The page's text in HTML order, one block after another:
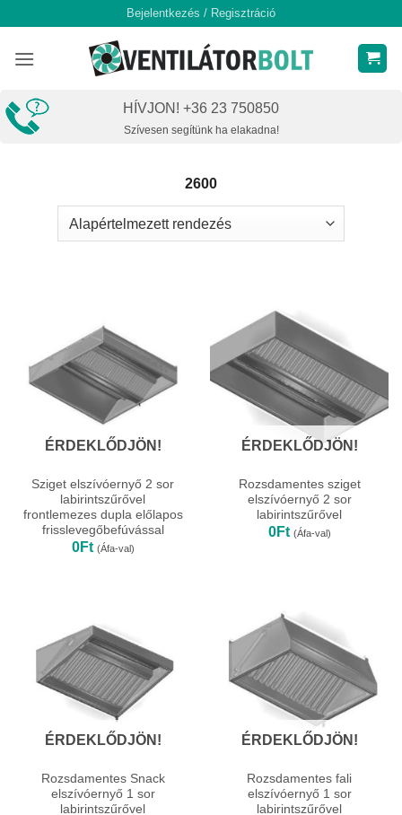
content
Bejelentkezés / Regisztráció
HÍVJON! +36 23 750850
Szívesen segítünk ha elakadna!
2600
ÉRDEKLŐDJÖN!
Sziget elszívóernyő 2 sor
labirintszűrővel
frontlemezes dupla előlapos
frisslevegőbefúvással
0Ft (Áfa-val)
ÉRDEKLŐDJÖN!
Rozsdamentes sziget
elszívóernyő 2 sor
labirintszűrővel
0Ft (Áfa-val)
ÉRDEKLŐDJÖN!
Rozsdamentes Snack
elszívóernyő 1 sor
labirintszűrővel
ÉRDEKLŐDJÖN!
Rozsdamentes fali
elszívóernyő 1 sor
labirintszűrővel